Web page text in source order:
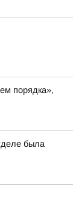
порядка»,
была